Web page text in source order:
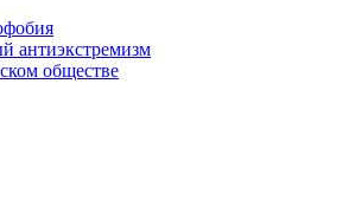
антиэкстремизм
обществе